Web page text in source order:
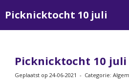
Picknicktocht 10 juli
Picknicktocht 10 juli
Geplaatst op 24-06-2021 - Categorie: